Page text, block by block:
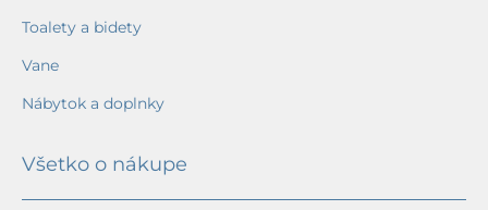
Toalety a bidety
Vane
Nábytok a doplnky
Všetko o nákupe